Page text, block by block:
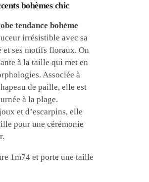
bohèmes chic
tendance bohème
irrésistible avec sa
et ses motifs floraux. On
à la taille qui met en
Associée à
de paille, elle est
à la plage.
et d’escarpins, elle
pour une cérémonie
1m74 et porte une taille